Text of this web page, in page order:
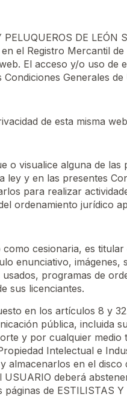
DE
el Registro Mercantil
El acceso y/o uso de
Generales
de esta misma
o visualice alguna de
y en las presentes
para realizar
ordenamiento jurídico
como cesionaria, es
enunciativo,
programas de
sus licenciantes.
en los artículos 8 y
pública, incluida
y por cualquier medio
Intelectual e
almacenarlos en el
deberá
de ESTILISTAS Y